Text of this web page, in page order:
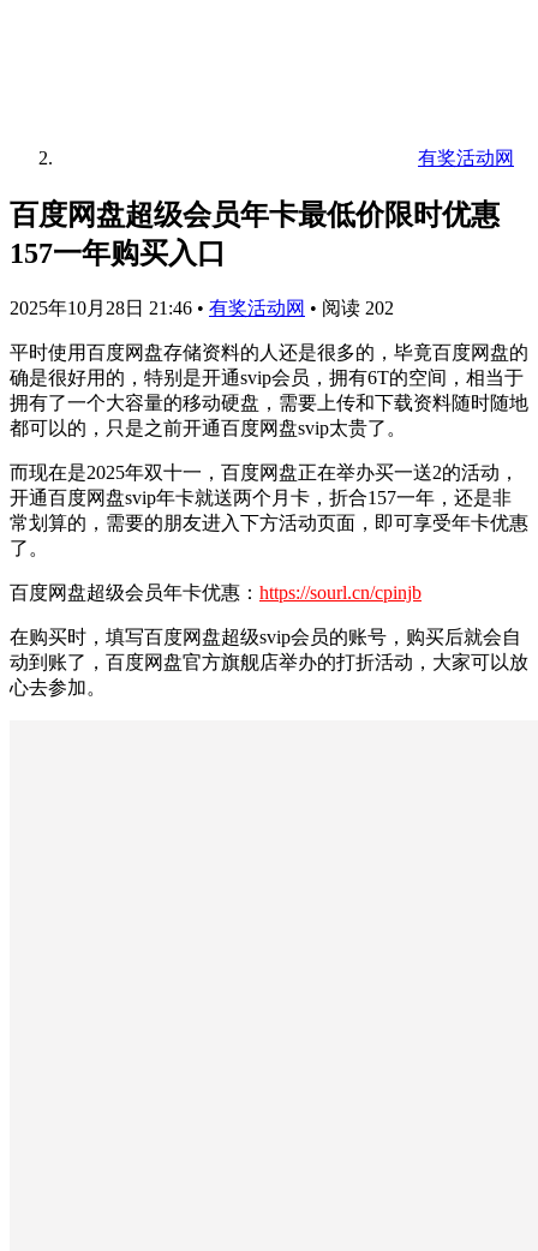
有奖活动网
百度网盘超级会员年卡最低价限时优惠
157一年购买入口
2025年10月28日 21:46 • 有奖活动网 • 阅读 202
平时使用百度网盘存储资料的人还是很多的，毕竟百度网盘的
确是很好用的，特别是开通svip会员，拥有6T的空间，相当于
拥有了一个大容量的移动硬盘，需要上传和下载资料随时随地
都可以的，只是之前开通百度网盘svip太贵了。
而现在是2025年双十一，百度网盘正在举办买一送2的活动，
开通百度网盘svip年卡就送两个月卡，折合157一年，还是非
常划算的，需要的朋友进入下方活动页面，即可享受年卡优惠
了。
百度网盘超级会员年卡优惠： https://sourl.cn/cpinjb
在购买时，填写百度网盘超级svip会员的账号，购买后就会自
动到账了，百度网盘官方旗舰店举办的打折活动，大家可以放
心去参加。